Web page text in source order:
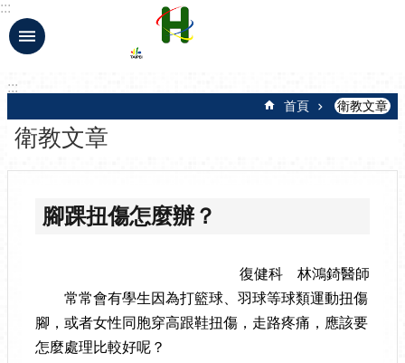
跳到主要內容區塊
:::
:::
首頁 衛教文章
衛教文章
腳踝扭傷怎麼辦？
復健科 林鴻錡醫師
常常會有學生因為打籃球、羽球等球類運動扭傷
腳，或者女性同胞穿高跟鞋扭傷，走路疼痛，應該要
怎麼處理比較好呢？